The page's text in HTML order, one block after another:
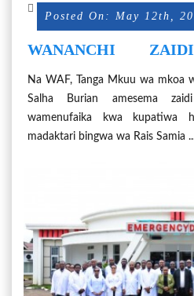
Posted On: May 12th,
WANANCHI
MADAKTARI
Na WAF, Tanga Mkuu wa mkoa
Salha Burian amesema
wamenufaika kwa kupatiwa
madaktari bingwa wa Rais Samia